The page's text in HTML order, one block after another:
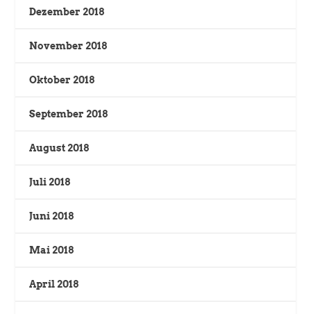
Dezember 2018
November 2018
Oktober 2018
September 2018
August 2018
Juli 2018
Juni 2018
Mai 2018
April 2018